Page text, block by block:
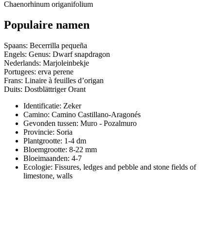
Chaenorhinum origanifolium
Populaire namen
Spaans: Becerrilla pequeña
Engels: Genus: Dwarf snapdragon
Nederlands: Marjoleinbekje
Portugees: erva perene
Frans: Linaire à feuilles d’origan
Duits: Dostblättriger Orant
Identificatie: Zeker
Camino: Camino Castillano-Aragonés
Gevonden tussen: Muro - Pozalmuro
Provincie: Soria
Plantgrootte: 1-4 dm
Bloemgrootte: 8-22 mm
Bloeimaanden: 4-7
Ecologie: Fissures, ledges and pebble and stone fields of
limestone, walls